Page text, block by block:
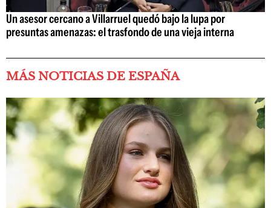
Un asesor cercano a Villarruel quedó bajo la lupa por
presuntas amenazas: el trasfondo de una vieja interna
MÁS NOTICIAS DE ESPAÑA